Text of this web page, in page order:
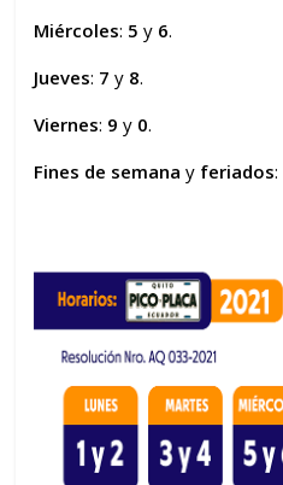
Miércoles: 5y 6.
Jueves: 7y 8.
Viernes: 9y 0.
Fines de semana y feriados: